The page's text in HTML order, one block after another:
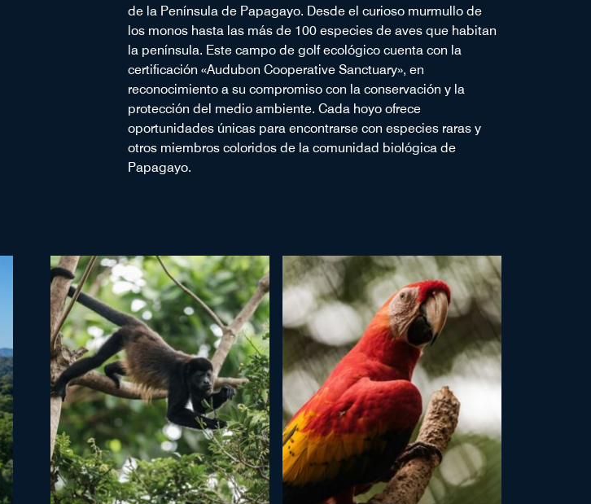
de la Península de Papagayo. Desde el curioso murmullo de
los monos hasta las más de 100 especies de aves que habitan
la península. Este campo de golf ecológico cuenta con la
certificación «Audubon Cooperative Sanctuary», en
reconocimiento a su compromiso con la conservación y la
protección del medio ambiente. Cada hoyo ofrece
oportunidades únicas para encontrarse con especies raras y
otros miembros coloridos de la comunidad biológica de
Papagayo.